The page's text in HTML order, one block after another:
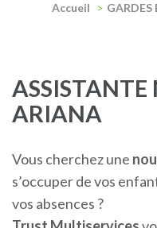
Accueil > GARDES
ASSISTANTE
ARIANA
Vous cherchez une
s’occuper de vos
vos absences ?